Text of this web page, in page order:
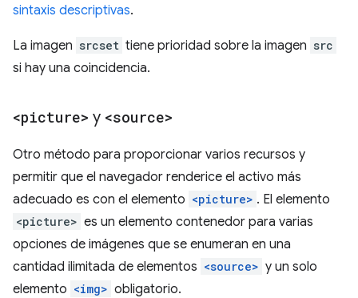
sintaxis descriptivas.
La imagen srcset tiene prioridad sobre la imagen src
si hay una coincidencia.
<picture> y <source>
Otro método para proporcionar varios recursos y
permitir que el navegador renderice el activo más
adecuado es con el elemento <picture> . El elemento
<picture> es un elemento contenedor para varias
opciones de imágenes que se enumeran en una
cantidad ilimitada de elementos <source> y un solo
elemento <img> obligatorio.